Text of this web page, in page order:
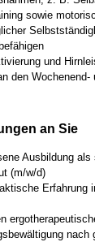
sowie
und
den
an Sie
Ausbildung
(m/w/d)
Erfahrung
nach